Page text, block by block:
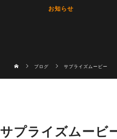
お知らせ
ブログ サプライズムービー
サプライズムービ